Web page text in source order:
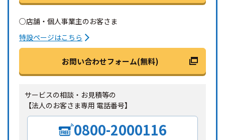
○店舗・個人事業主のお客さま
特設ページはこちら
お問い合わせフォーム(無料)
サービスの相談・お見積等の
【法人のお客さま専用 電話番号】
0800-2000116